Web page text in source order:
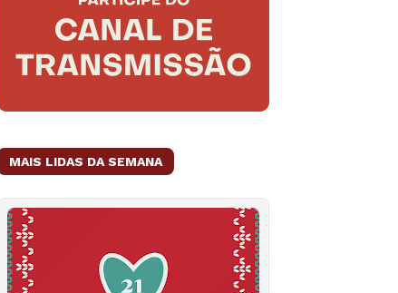
MAIS LIDAS DA SEMANA